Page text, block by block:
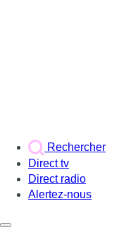
Rechercher
Direct tv
Direct radio
Alertez-nous